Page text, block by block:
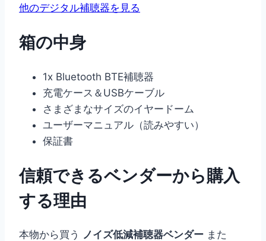
他のデジタル補聴器を見る
箱の中身
1x Bluetooth BTE補聴器
充電ケース＆USBケーブル
さまざまなサイズのイヤードーム
ユーザーマニュアル（読みやすい）
保証書
信頼できるベンダーから購入
する理由
本物から買う ノイズ低減補聴器ベンダー また